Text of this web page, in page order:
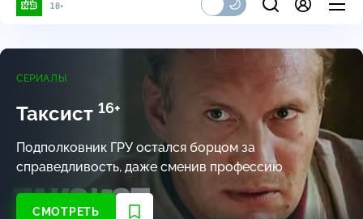
18+
СЕРИАЛЫ
Таксист 16+
Подполковник ГРУ остался борцом за
справедливость, даже сменив профессию
СМОТРЕТЬ